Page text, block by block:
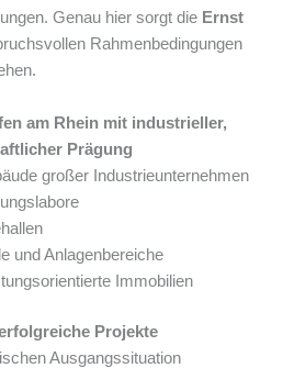
Genau hier sorgt die Ernst
Rahmenbedingungen
am Rhein mit industrieller,
Prägung
großer Industrieunternehmen
und Anlagenbereiche
Immobilien
Projekte
Ausgangssituation